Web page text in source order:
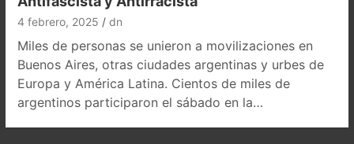
4 febrero, 2025 dn
Miles de personas se unieron a movilizaciones en
Buenos Aires, otras ciudades argentinas y urbes de
Europa y América Latina. Cientos de miles de
argentinos participaron el sábado en la…